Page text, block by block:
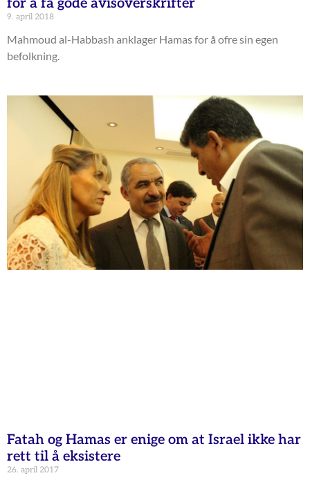
for å få gode avisoverskrifter
9. april 2018
Mahmoud al-Habbash anklager Hamas for å ofre sin egen
befolkning.
Fatah og Hamas er enige om at Israel ikke har
rett til å eksistere
26. april 2017